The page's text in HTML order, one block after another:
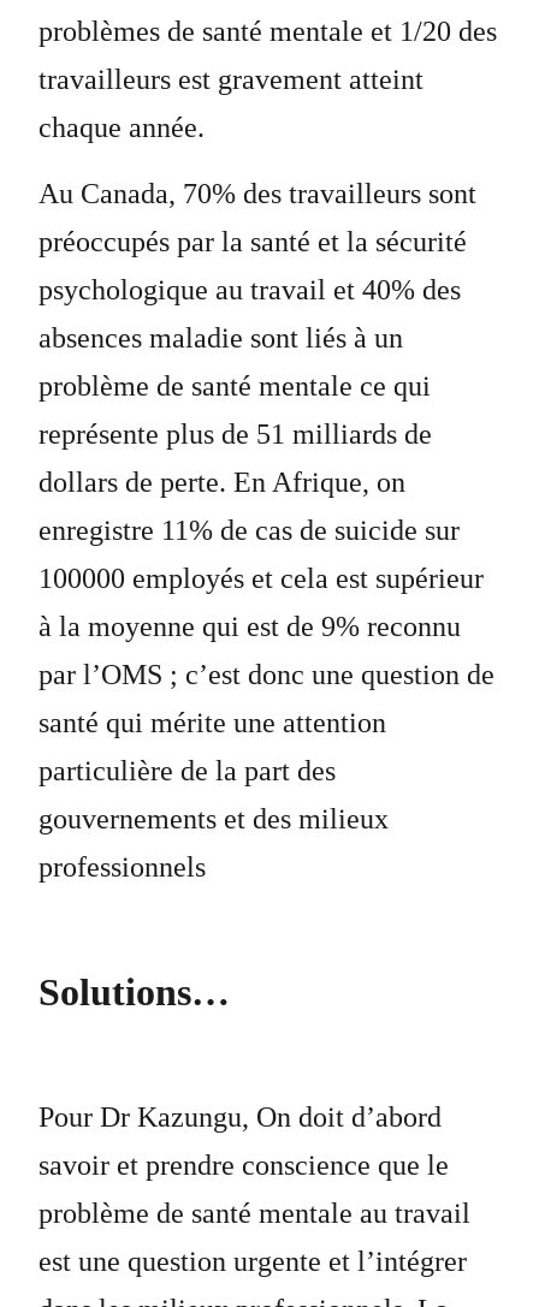
problèmes de santé mentale et 1/20 des
travailleurs est gravement atteint
chaque année.
Au Canada, 70% des travailleurs sont
préoccupés par la santé et la sécurité
psychologique au travail et 40% des
absences maladie sont liés à un
problème de santé mentale ce qui
représente plus de 51 milliards de
dollars de perte. En Afrique, on
enregistre 11% de cas de suicide sur
100000 employés et cela est supérieur
à la moyenne qui est de 9% reconnu
par l’OMS ; c’est donc une question de
santé qui mérite une attention
particulière de la part des
gouvernements et des milieux
professionnels
Solutions…
Pour Dr Kazungu, On doit d’abord
savoir et prendre conscience que le
problème de santé mentale au travail
est une question urgente et l’intégrer